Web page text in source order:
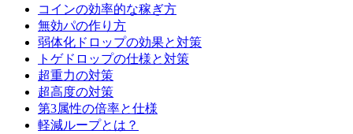
コインの効率的な稼ぎ方
無効パの作り方
弱体化ドロップの効果と対策
トゲドロップの仕様と対策
超重力の対策
超高度の対策
第3属性の倍率と仕様
軽減ループとは？